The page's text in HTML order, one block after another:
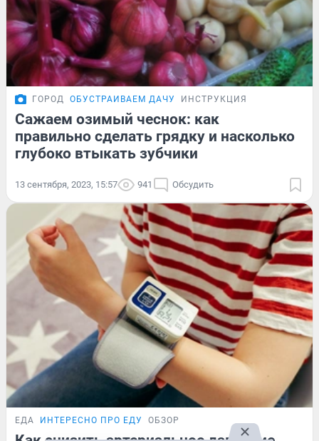
ГОРОД ОБУСТРАИВАЕМ ДАЧУ ИНСТРУКЦИЯ
Сажаем озимый чеснок: как
правильно сделать грядку и насколько
глубоко втыкать зубчики
13 сентября, 2023, 15:57 941 Обсудить
ЕДА ИНТЕРЕСНО ПРО ЕДУ ОБЗОР